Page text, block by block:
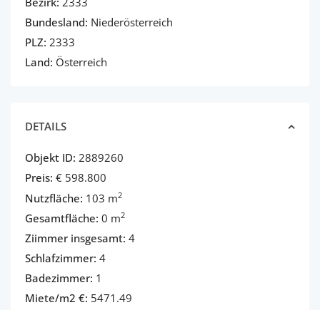
Bundesland: Niederösterreich
PLZ: 2333
Land: Österreich
DETAILS
Objekt ID: 2889260
Preis: € 598.800
Nutzfläche: 103 m2
Gesamtfläche: 0 m2
Ziimmer insgesamt: 4
Schlafzimmer: 4
Badezimmer: 1
Miete/m2 €: 5471.49